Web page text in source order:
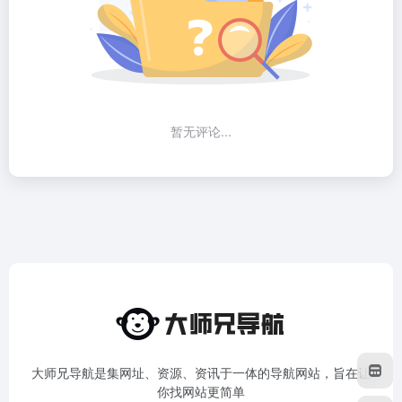
暂无评论...
大师兄导航是集网址、资源、资讯于一体的导航网站，旨在让
你找网站更简单